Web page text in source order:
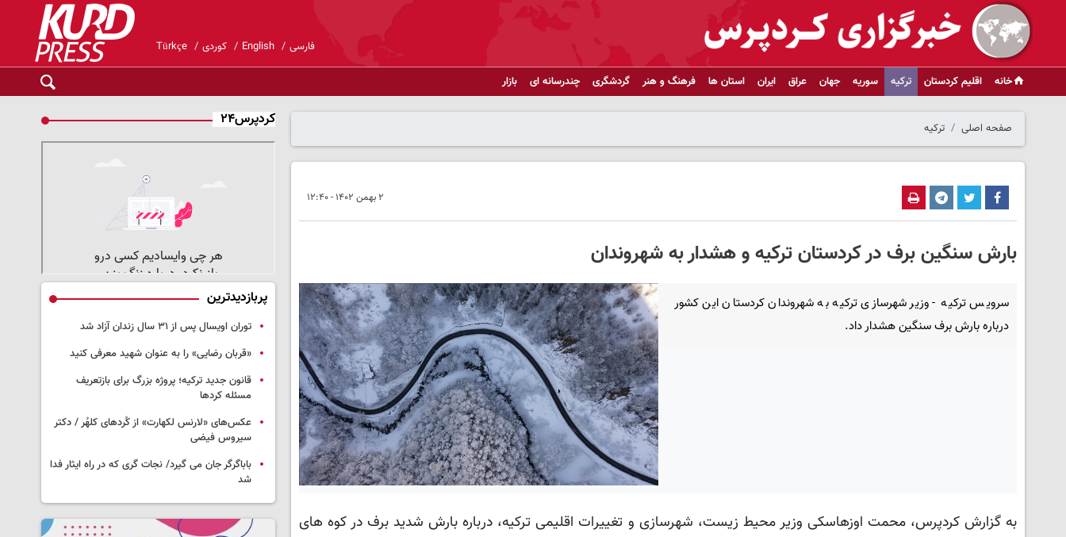
فارسی English کوردی Türkçe
خانه اقلیم کردستان ترکیه سوریه جهان عراق ایران استان ها فرهنگ و هنر گردشگری چندرسانه ای بازار
صفحه اصلی ترکیه
۲ بهمن ۱۴۰۲ - ۱۲:۴۰
بارش سنگین برف در کردستان ترکیه و هشدار به شهروندان
سرویس ترکیه - وزیر شهرسازی ترکیه به شهروندان کردستان این کشور
درباره بارش برف سنگین هشدار داد.
به گزارش کردپرس، محمت اوزهاسکی وزیر محیط زیست، شهرسازی و تغییرات اقلیمی ترکیه، درباره بارش شدید برف در کوه های
کردپرس۲۴
پربازدیدترین
توران اویسال پس از ۳۱ سال زندان آزاد شد
«قربان رضایی» را به عنوان شهید معرفی کنید
قانون جدید ترکیه؛ پروژه بزرگ‌ برای بازتعریف
مسئله کردها
عکس‌های «لارنس لکهارت» از کُردهای کلهُر / دکتر
سیروس فیضی
باباگرگر جان می گیرد/ نجات گری که در راه ایثار فدا
شد